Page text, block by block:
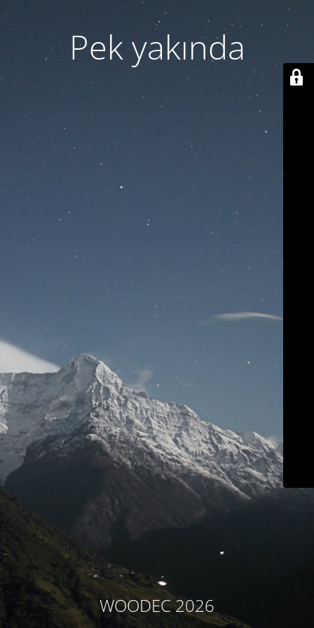
Pek yakında
WOODEC 2026